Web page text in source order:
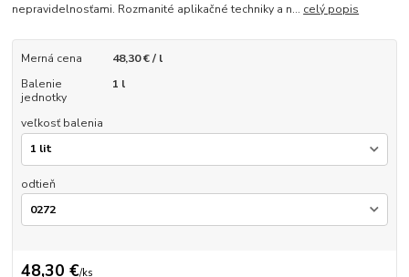
nepravidelnosťami. Rozmanité aplikačné techniky a n... celý popis
Merná cena
48,30 € / l
Balenie
jednotky
1 l
veľkosť balenia
odtieň
48,30 €/ks